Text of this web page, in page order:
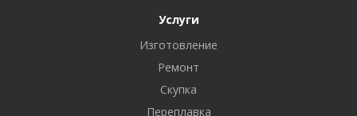
Услуги
Изготовление
Ремонт
Скупка
Переплавка